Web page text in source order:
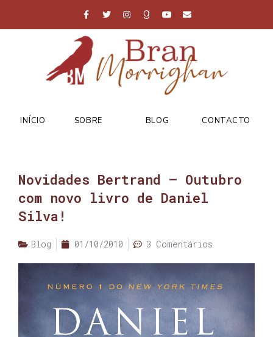
INÍCIO SOBRE BLOG CONTACTO
Novidades Bertrand – Outubro
com novo livro de Daniel
Silva!
Blog 01/10/2010 3 Comentários